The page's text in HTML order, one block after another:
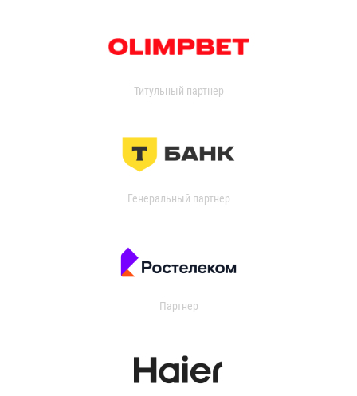
Титульный партнер
Генеральный партнер
Партнер